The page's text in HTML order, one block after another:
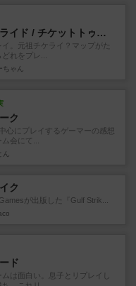
チケットトゥライド / チケットトゥライドアメリカ
。元祖チケライ？マップがた
れをプレ...
ちゃん
ク
心にプレイするゲーマーの感想
会にて...
ク
が出版した『Gulf Strik...
ド
は面白い。息子とリプレイし